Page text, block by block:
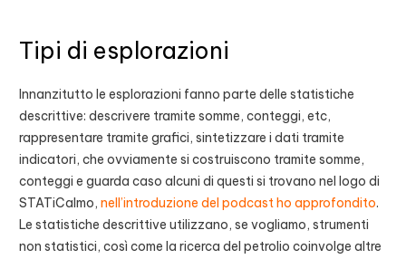
Tipi di esplorazioni
Innanzitutto le esplorazioni fanno parte delle statistiche
descrittive: descrivere tramite somme, conteggi, etc,
rappresentare tramite grafici, sintetizzare i dati tramite
indicatori, che ovviamente si costruiscono tramite somme,
conteggi e guarda caso alcuni di questi si trovano nel logo di
STATiCalmo,nell’introduzione del podcast ho approfondito.
Le statistiche descrittive utilizzano, se vogliamo, strumenti
non statistici, così come la ricerca del petrolio coinvolge altre